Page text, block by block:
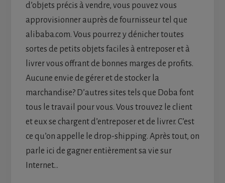
d’objets précis à vendre, vous pouvez vous
approvisionner auprès de fournisseur tel que
alibaba.com. Vous pourrez y dénicher toutes
sortes de petits objets faciles à entreposer et à
livrer vous offrant de bonnes marges de profits.
Aucune envie de gérer et de stocker la
marchandise? D’autres sites tels que Doba font
tous le travail pour vous. Vous trouvez le client
et eux se chargent d’entreposer et de livrer. C’est
ce qu’on appelle le drop-shipping. Après tout, on
parle ici de gagner entièrement sa vie sur
Internet…